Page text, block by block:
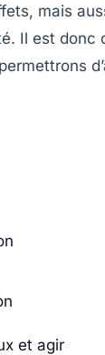
, mais
Il est donc
et agir